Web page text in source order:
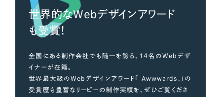
世界的なWebデザインアワード
も受賞！
全国にある制作会社でも随一を誇る、14名のWebデザ
イナーが在籍。
世界最大級のWebデザインアワード「 Awwwards.」の
受賞歴も豊富なリーピーの制作実績を、ぜひご覧くださ